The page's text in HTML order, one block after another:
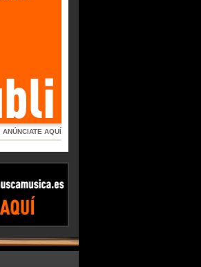
ANÚNCIATE AQUÍ